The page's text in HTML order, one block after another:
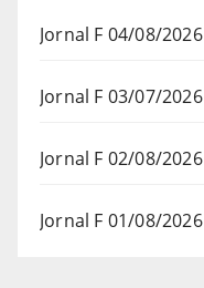
Jornal F 04/08/2026
Jornal F 03/07/2026
Jornal F 02/08/2026
Jornal F 01/08/2026